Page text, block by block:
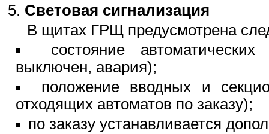
Световая сигнализация
В щитах ГРЩ предусмотрена
состояние
выключен, авария);
положение вводных и
отходящих автоматов по заказу);
по заказу устанавливается